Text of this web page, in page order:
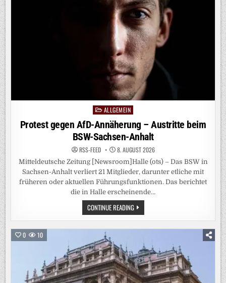
MASKE:
„REGIERUNG
MUSS
ENDLICH
HANDELN“-
KLAGE
ÜBER
„GRAVIERENDES
ELTERNVERSAGEN“
BEI
SOCIAL
MEDIA
Posted
in
ALLGEMEIN
Protest gegen AfD-Annäherung – Austritte beim
BSW-Sachsen-Anhalt
RSS-FEED 8. AUGUST 2026
Mitteldeutsche Zeitung [Newsroom]Halle (ots) – Das BSW in
Sachsen-Anhalt verliert 21 Mitglieder, darunter etliche mit
früheren oder aktuellen Führungsfunktionen. Das berichtet
die in Halle erscheinende…
CONTINUE READINGPROTEST
GEGEN
AFD-
ANNÄHERUNG
BEIM
BSW-
SACHSEN-
ANHALT
0 10